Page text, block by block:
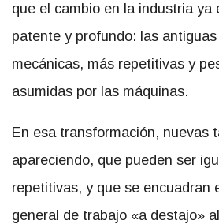
que el cambio en la industria ya
patente y profundo: las
mecánicas, más repetitivas y
asumidas por las máquinas.
En esa transformación, nuevas
apareciendo, que pueden ser
repetitivas, y que se encuadran
general de trabajo «a destajo»